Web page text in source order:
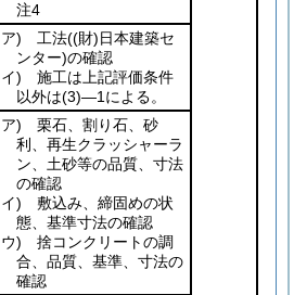
注4
ア) 工法((財)日本建築セ
ンター)の確認
イ) 施工は上記評価条件
以外は(3)―1による。
ア) 栗石、割り石、砂
利、再生クラッシャーラ
ン、土砂等の品質、寸法
の確認
イ) 敷込み、締固めの状
態、基準寸法の確認
ウ) 捨コンクリートの調
合、品質、基準、寸法の
確認